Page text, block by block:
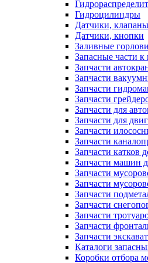
Гидроцилиндры
Датчики,
Датчики, кнопки
Заливные
Запасные части
Запчасти
Запчасти
Запчасти
Запчасти
Запчасти для
Запчасти для
Запчасти
Запчасти
Запчасти катков
Запчасти машин
Запчасти
Запчасти
Запчасти
Запчасти
Запчасти
Запчасти
Запчасти
Каталоги
Коробки отбора